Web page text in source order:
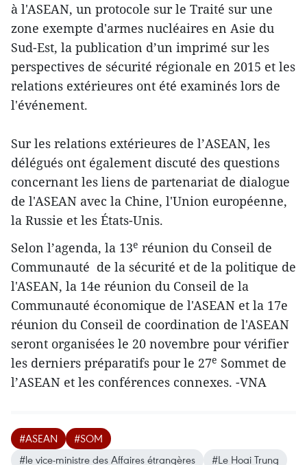
à l'ASEAN, un protocole sur le Traité sur une
zone exempte d'armes nucléaires en Asie du
Sud-Est, la publication d’un imprimé sur les
perspectives de sécurité régionale en 2015 et les
relations extérieures ont été examinés lors de
l'événement.
Sur les relations extérieures de l’ASEAN, les
délégués ont également discuté des questions
concernant les liens de partenariat de dialogue
de l'ASEAN avec la Chine, l'Union européenne,
la Russie et les États-Unis.
Selon l’agenda, la 13e réunion du Conseil de
Communauté de la sécurité et de la politique de
l'ASEAN, la 14e réunion du Conseil de la
Communauté économique de l'ASEAN et la 17e
réunion du Conseil de coordination de l'ASEAN
seront organisées le 20 novembre pour vérifier
les derniers préparatifs pour le 27e Sommet de
l’ASEAN et les conférences connexes. -VNA
#ASEAN
#SOM
#le vice-ministre des Affaires étrangères
#Le Hoai Trung